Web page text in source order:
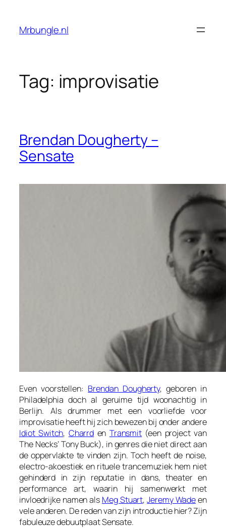
Mrbungle.nl
Tag: improvisatie
Brendan Dougherty –
Sensate
Even voorstellen: Brendan Dougherty, geboren in
Philadelphia doch al geruime tijd woonachtig in
Berlijn. Als drummer met een voorliefde voor
improvisatie heeft hij zich bewezen bij onder andere
Idiot Switch, Charrd en Transmit (een project van
The Necks’ Tony Buck), in genres die niet direct aan
de oppervlakte te vinden zijn. Toch heeft de noise,
electro-akoestiek en rituele trancemuziek hem niet
gehinderd in zijn reputatie in dans, theater en
performance art, waarin hij samenwerkt met
invloedrijke namen als Meg Stuart,Jeremy Wadeen
vele anderen. De reden van zijn introductie hier? Zijn
fabuleuze debuutplaat Sensate.